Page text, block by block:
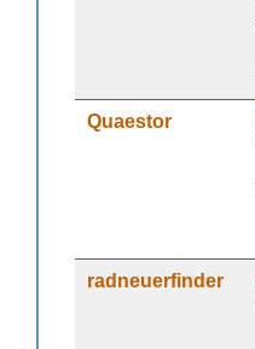
Quaestor
radneuerfinder